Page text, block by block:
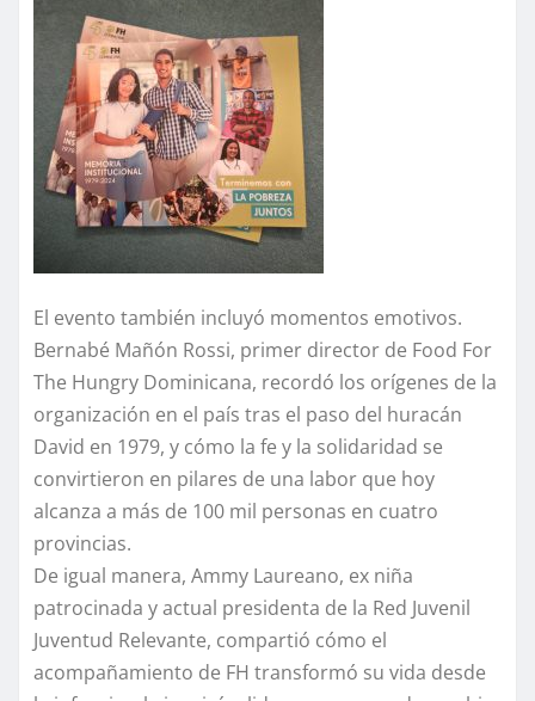
El evento también incluyó momentos emotivos.
Bernabé Mañón Rossi, primer director de Food For
The Hungry Dominicana, recordó los orígenes de la
organización en el país tras el paso del huracán
David en 1979, y cómo la fe y la solidaridad se
convirtieron en pilares de una labor que hoy
alcanza a más de 100 mil personas en cuatro
provincias.
De igual manera, Ammy Laureano, ex niña
patrocinada y actual presidenta de la Red Juvenil
Juventud Relevante, compartió cómo el
acompañamiento de FH transformó su vida desde